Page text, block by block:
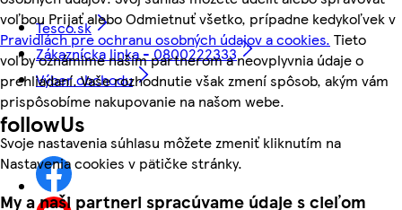
voľbou Prijať alebo Odmietnuť všetko, prípadne kedykoľvek v
Pravidlách pre ochranu osobných údajov a cookies. Tieto
voľby oznámime našim partnerom a neovplyvnia údaje o
prehliadaní. Vaše rozhodnutie však zmení spôsob, akým vám
prispôsobíme nakupovanie na našom webe.
Svoje nastavenia súhlasu môžete zmeniť kliknutím na
Nastavenia cookies v pätičke stránky.
My a naši partneri spracúvame údaje s cieľom
Tesco.sk
Zákaznícka linka - 0800222333
Výber obchodu
followUs